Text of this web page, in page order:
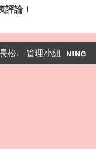
評論！
松. 管理小組